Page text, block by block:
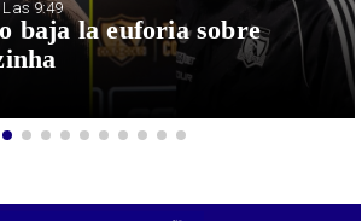
baja la euforia sobre
Las 9:49